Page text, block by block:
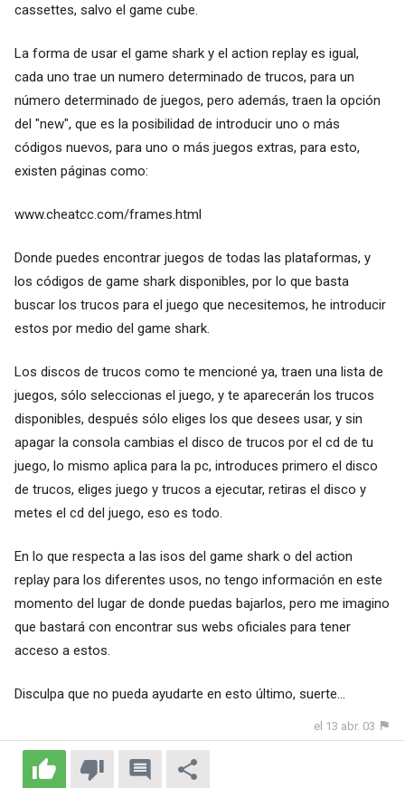
cassettes, salvo el game cube.
La forma de usar el game shark y el action replay es igual,
cada uno trae un numero determinado de trucos, para un
número determinado de juegos, pero además, traen la opción
del "new", que es la posibilidad de introducir uno o más
códigos nuevos, para uno o más juegos extras, para esto,
existen páginas como:
www.cheatcc.com/frames.html
Donde puedes encontrar juegos de todas las plataformas, y
los códigos de game shark disponibles, por lo que basta
buscar los trucos para el juego que necesitemos, he introducir
estos por medio del game shark.
Los discos de trucos como te mencioné ya, traen una lista de
juegos, sólo seleccionas el juego, y te aparecerán los trucos
disponibles, después sólo eliges los que desees usar, y sin
apagar la consola cambias el disco de trucos por el cd de tu
juego, lo mismo aplica para la pc, introduces primero el disco
de trucos, eliges juego y trucos a ejecutar, retiras el disco y
metes el cd del juego, eso es todo.
En lo que respecta a las isos del game shark o del action
replay para los diferentes usos, no tengo información en este
momento del lugar de donde puedas bajarlos, pero me imagino
que bastará con encontrar sus webs oficiales para tener
acceso a estos.
Disculpa que no pueda ayudarte en esto último, suerte...
el 13 abr. 03